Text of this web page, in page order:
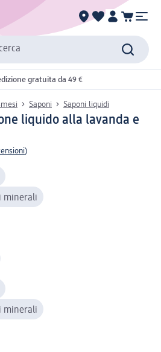
gratuita da 49 €
Saponi Saponi liquidi
liquido alla lavanda e
)
minerali
minerali